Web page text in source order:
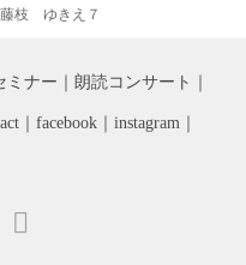
枝 ゆきえ７
ミナー 朗読コンサート
facebook instagram